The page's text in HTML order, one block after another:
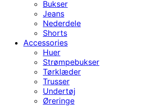
Bukser
Jeans
Nederdele
Shorts
Accessories
Huer
Strømpebukser
Tørklæder
Trusser
Undertøj
Øreringe